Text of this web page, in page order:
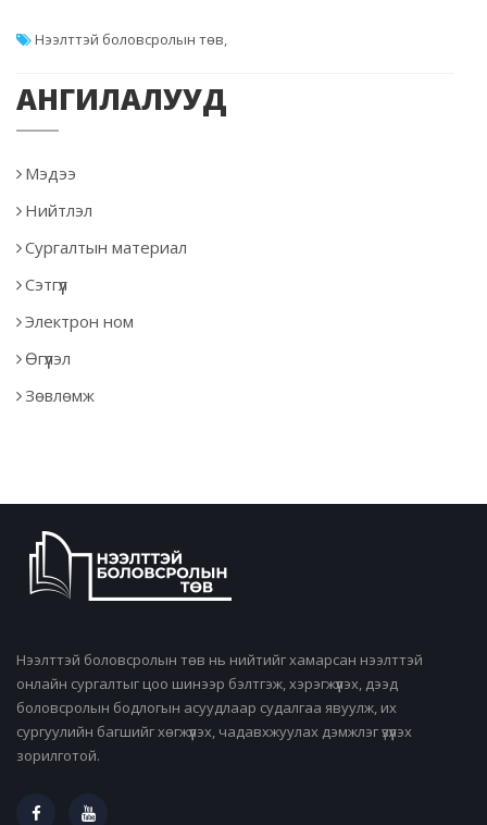
Нээлттэй боловсролын төв,
АНГИЛАЛУУД
Мэдээ
Нийтлэл
Сургалтын материал
Сэтгүүл
Электрон ном
Өгүүлэл
Зөвлөмж
Нээлттэй боловсролын төв нь нийтийг хамарсан нээлттэй
онлайн сургалтыг цоо шинээр бэлтгэж, хэрэгжүүлэх, дээд
боловсролын бодлогын асуудлаар судалгаа явуулж, их
сургуулийн багшийг хөгжүүлэх, чадавхжуулах дэмжлэг үзүүлэх
зорилготой.